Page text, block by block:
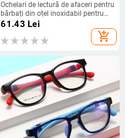
Ochelari de lectură de afaceri pentru
bărbați din oțel inoxidabil pentru
cititor Ochelari optici prezbitici
pentru bărbați +1,0 1,5 2,0 2,5 3 3,5
4,0
61.43 Lei
add_shopping_cart